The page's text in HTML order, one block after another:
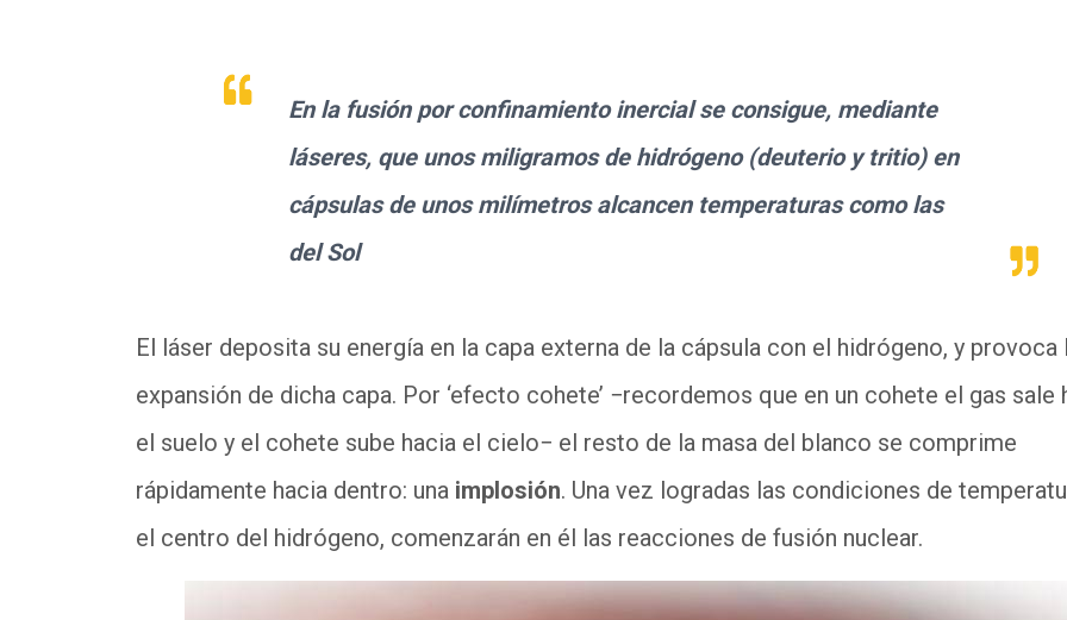
En la fusión por confinamiento inercial se consigue, mediante
láseres, que unos miligramos de hidrógeno (deuterio y tritio) en
cápsulas de unos milímetros alcancen temperaturas como las
del Sol
El láser deposita su energía en la capa externa de la cápsula con el hidrógeno, y provoca
expansión de dicha capa. Por ‘efecto cohete’ −recordemos que en un cohete el gas sale
el suelo y el cohete sube hacia el cielo− el resto de la masa del blanco se comprime
rápidamente hacia dentro: una implosión. Una vez logradas las condiciones de
el centro del hidrógeno, comenzarán en él las reacciones de fusión nuclear.